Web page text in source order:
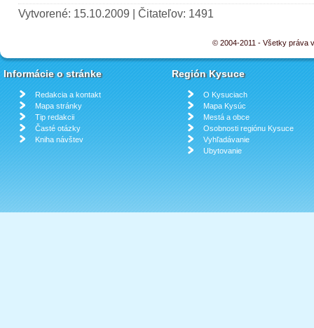
Vytvorené: 15.10.2009 | Čitateľov: 1491
© 2004-2011 - Všetky práva
Informácie o stránke
Redakcia a kontakt
Mapa stránky
Tip redakcii
Časté otázky
Kniha návštev
Región Kysuce
O Kysuciach
Mapa Kysúc
Mestá a obce
Osobnosti regiónu Kysuce
Vyhľadávanie
Ubytovanie